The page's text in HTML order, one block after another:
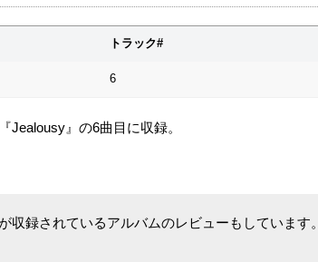
トラック#
6
Jealousy』の6曲目に収録。
収録されているアルバムのレビューもしています。